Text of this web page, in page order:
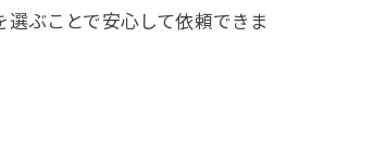
ぶことで安心して依頼できま